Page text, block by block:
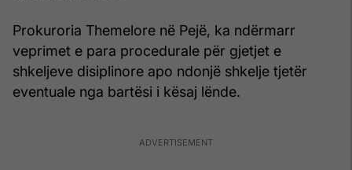
Prokuroria Themelore në Pejë, ka ndërmarr
veprimet e para procedurale për gjetjet e
shkeljeve disiplinore apo ndonjë shkelje tjetër
eventuale nga bartësi i kësaj lënde.